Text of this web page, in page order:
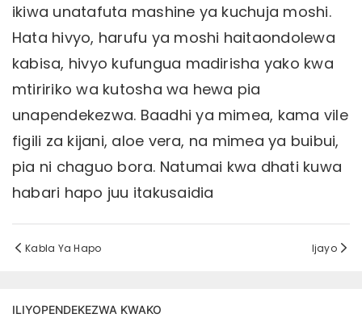
ikiwa unatafuta mashine ya kuchuja moshi.
Hata hivyo, harufu ya moshi haitaondolewa
kabisa, hivyo kufungua madirisha yako kwa
mtiririko wa kutosha wa hewa pia
unapendekezwa. Baadhi ya mimea, kama vile
figili za kijani, aloe vera, na mimea ya buibui,
pia ni chaguo bora. Natumai kwa dhati kuwa
habari hapo juu itakusaidia
Kabla Ya Hapo Ijayo
ILIYOPENDEKEZWA KWAKO